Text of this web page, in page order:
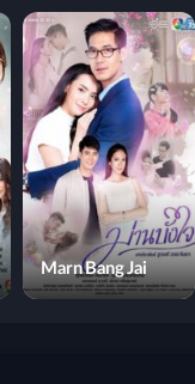
Marn Bang Jai